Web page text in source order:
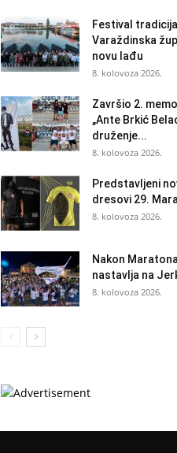
Festival
Varaždinska
novu lađu
8. kolovoza 2026.
Završio 2.
„Ante Brkić
druženje...
8. kolovoza 2026.
Predstavljeni
dresovi 29.
8. kolovoza 2026.
Nakon
nastavlja na
8. kolovoza 2026.